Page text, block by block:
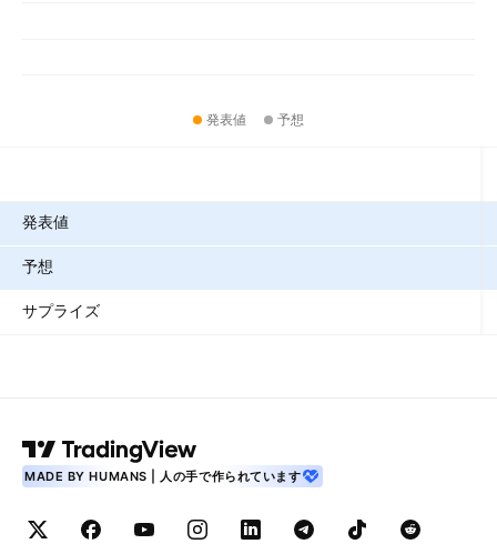
発表値 予想
発表値
予想
サプライズ
MADE BY HUMANS | 人の手で作られています